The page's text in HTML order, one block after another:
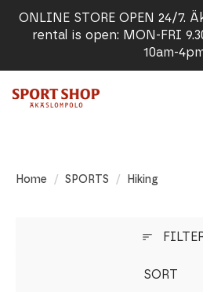
ONLINE STORE OPEN 24/7.
rental is open: MON-FRI
10am-
Home SPORTS Hiking
SORT